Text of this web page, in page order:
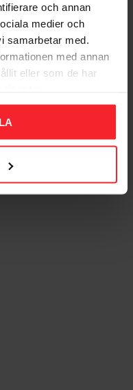
och annan
medier och
samarbetar med.
med annan
eller som de har